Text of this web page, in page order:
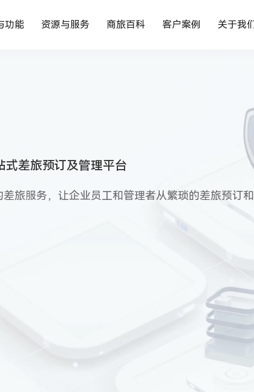
功能 资源与服务 商旅百科 客户案例 关于我
式差旅预订及管理平台
旅服务，让企业员工和管理者从繁琐的差旅预订